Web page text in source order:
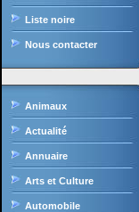
Liste noire
Nous contacter
Animaux
Actualité
Annuaire
Arts et Culture
Automobile